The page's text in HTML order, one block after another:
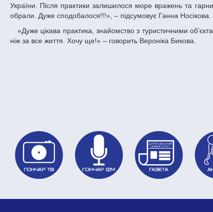
України. Після практики залишилося море вражень та
обрали. Дуже сподобалося!!!», – підсумовує Ганна Носікова.
«Дуже цікава практика, знайомство з туристичними об’єктами є надзвичайно корисним для нас. За чотири дні я дізналася та побачила більше,
ніж за все життя. Хочу ще!» – говорить Вероніка Бикова.